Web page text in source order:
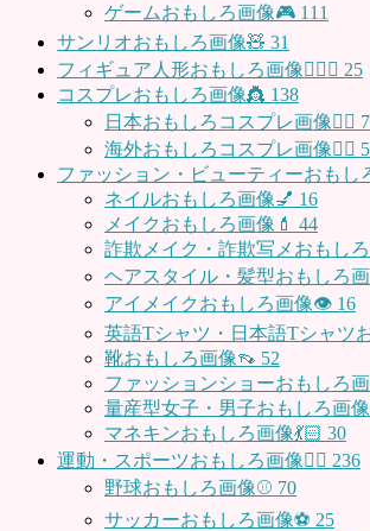
ゲームおもしろ画像🎮 111
サンリオおもしろ画像🧸 31
フィギュア人形おもしろ画像🧍🏼‍♂️ 25
コスプレおもしろ画像👸 138
日本おもしろコスプレ画像🧝‍♀️
海外おもしろコスプレ画像🧝‍♂️
ファッション・ビューティーおもし
ネイルおもしろ画像💅 16
メイクおもしろ画像💄 44
詐欺メイク・詐欺写メおもしろ
ヘアスタイル・髪型おもしろ画
アイメイクおもしろ画像👁 16
英語Tシャツ・日本語Tシャツ
靴おもしろ画像👡 52
ファッションショーおもしろ
量産型女子・男子おもしろ画
マネキンおもしろ画像💃🏻 30
運動・スポーツおもしろ画像🏃‍♂️ 236
野球おもしろ画像⚾ 70
サッカーおもしろ画像⚽️ 25